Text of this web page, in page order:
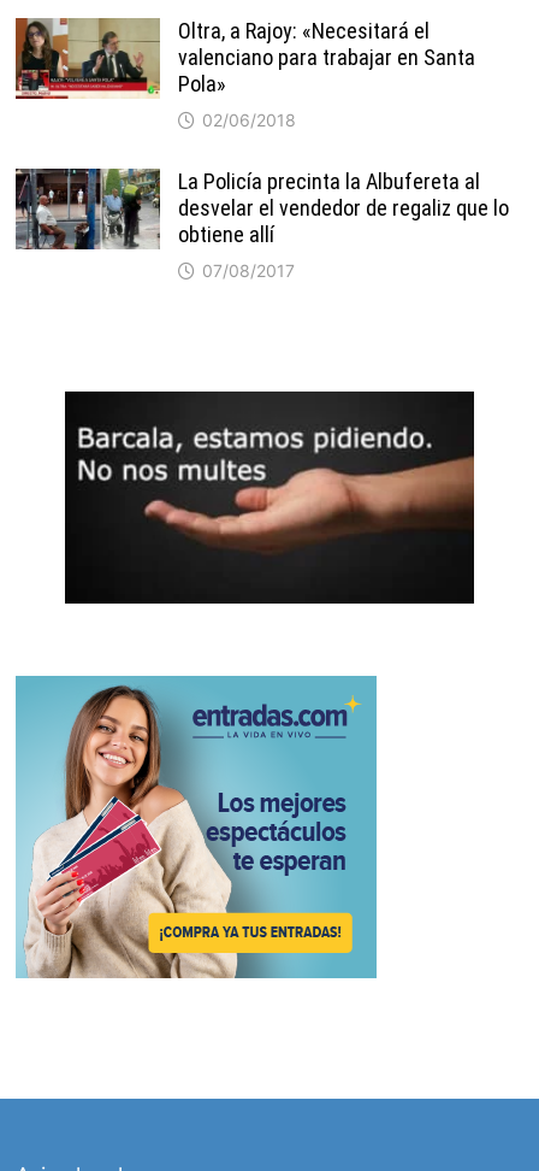
Oltra, a Rajoy: «Necesitará el
valenciano para trabajar en Santa
Pola»
02/06/2018
La Policía precinta la Albufereta al
desvelar el vendedor de regaliz que lo
obtiene allí
07/08/2017